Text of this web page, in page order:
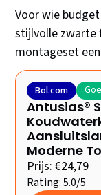
Voor wie
stijlvolle zwarte
montageset
Bol.com
Antusias®
Moderne
Prijs: €24,79
Rating: 5.0/5